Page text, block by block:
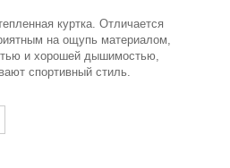
куртка. Отличается
на ощупь материалом,
и хорошей дышимостью,
спортивный стиль.